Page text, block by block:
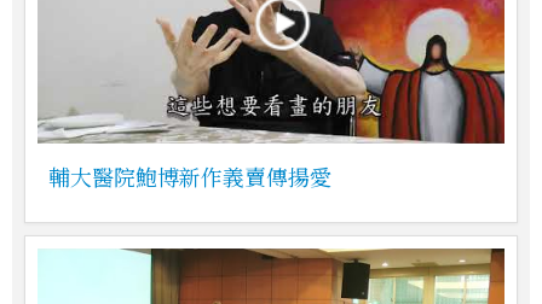
輔大醫院鮑博新作義賣傳揚愛